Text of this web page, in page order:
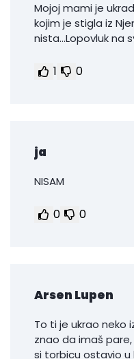
Mojoj mami je
kojim je stigla iz
nista...Lopovluk na
1 0
ja
NISAM
0 0
Arsen Lupen
To ti je ukrao neko
znao da imaš pare,
si torbicu ostavio u